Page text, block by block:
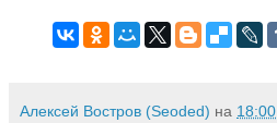
Алексей Востров (Seoded) на 18:00